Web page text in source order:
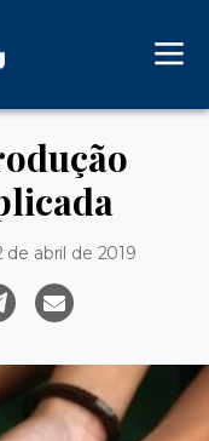
de abril de 2019